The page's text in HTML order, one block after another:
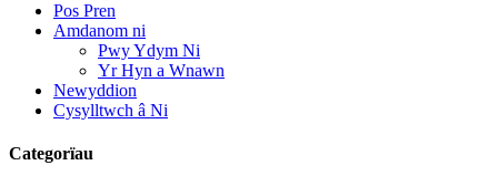
Pos Pren
Amdanom ni
Pwy Ydym Ni
Yr Hyn a Wnawn
Newyddion
Cysylltwch â Ni
Categorïau